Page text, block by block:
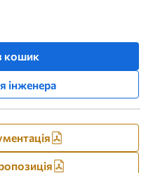
кошик
інженера